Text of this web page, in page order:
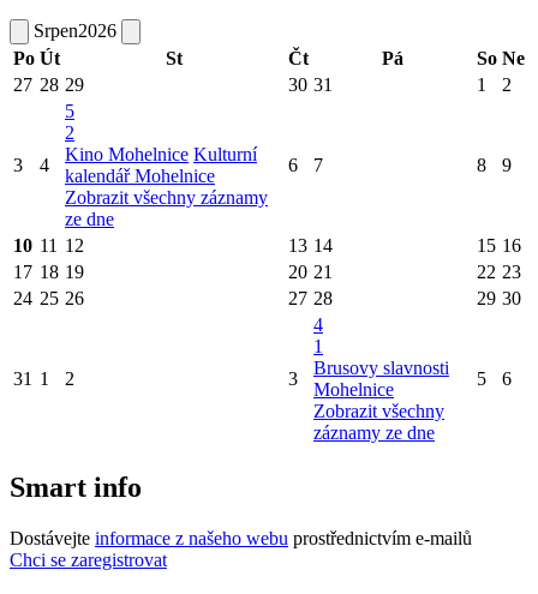
Srpen2026
Po Út St Čt Pá So Ne
27 28 29 30 31 1 2
3 4
5
2
Kino Mohelnice Kulturní
kalendář Mohelnice
Zobrazit všechny záznamy
ze dne
6 7 8 9
10 11 12 13 14 15 16
17 18 19 20 21 22 23
24 25 26 27 28 29 30
31 1 2 3
4
1
Brusovy slavnosti
Mohelnice
Zobrazit všechny
záznamy ze dne
5 6
Smart info
Dostávejte informace z našeho webu prostřednictvím e-mailů
Chci se zaregistrovat